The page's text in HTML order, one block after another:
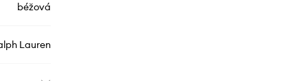
béžová
Lauren